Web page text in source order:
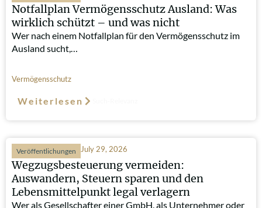
Notfallplan Vermögensschutz Ausland: Was
wirklich schützt – und was nicht
Wer nach einem Notfallplan für den Vermögensschutz im
Ausland sucht,…
Vermögensschutz
Weiterlesen
Veröffentlichungen July 29, 2026
Wegzugsbesteuerung vermeiden:
Auswandern, Steuern sparen und den
Lebensmittelpunkt legal verlagern
Wer als Gesellschafter einer GmbH, als Unternehmer oder